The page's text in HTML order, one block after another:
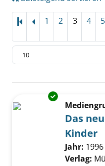
1 2 3 4 5
Suchergebnis
Zu den Suchfiltern
Exemplar-
Das
Kinder
Suche
Jahr: 1996
Verlag: